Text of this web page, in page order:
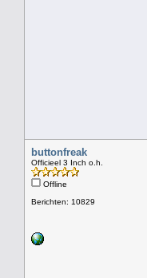
buttonfreak
Officieel 3 Inch o.h.
Offline
Berichten: 10829